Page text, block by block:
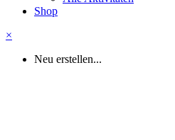
Shop
×
Neu erstellen...